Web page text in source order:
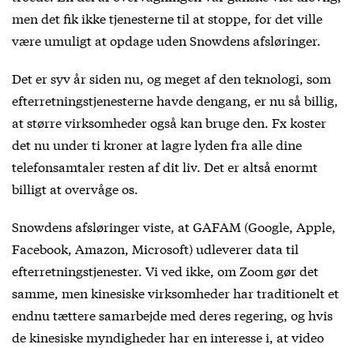
men det fik ikke tjenesterne til at stoppe, for det ville
være umuligt at opdage uden Snowdens afsløringer.
Det er syv år siden nu, og meget af den teknologi, som
efterretningstjenesterne havde dengang, er nu så billig,
at større virksomheder også kan bruge den. Fx koster
det nu under ti kroner at lagre lyden fra alle dine
telefonsamtaler resten af dit liv. Det er altså enormt
billigt at overvåge os.
Snowdens afsløringer viste, at GAFAM (Google, Apple,
Facebook, Amazon, Microsoft) udleverer data til
efterretningstjenester. Vi ved ikke, om Zoom gør det
samme, men kinesiske virksomheder har traditionelt et
endnu tættere samarbejde med deres regering, og hvis
de kinesiske myndigheder har en interesse i, at video